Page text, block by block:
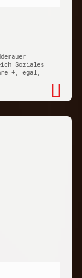
Soziales
+, egal,